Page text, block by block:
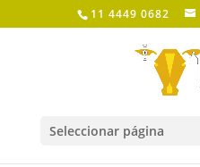
11 4449 0682
Seleccionar página